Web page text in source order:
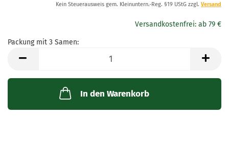
Kein Steuerausweis gem. Kleinuntern.-Reg. §19 UStG zzgl. Versand
Packung mit 3 Samen:
Samen
In den Warenkorb